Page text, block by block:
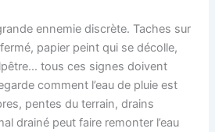
ennemie discrète. Taches sur
papier peint qui se décolle,
tous ces signes doivent
comment l’eau de pluie est
pentes du terrain, drains
drainé peut faire remonter l’eau